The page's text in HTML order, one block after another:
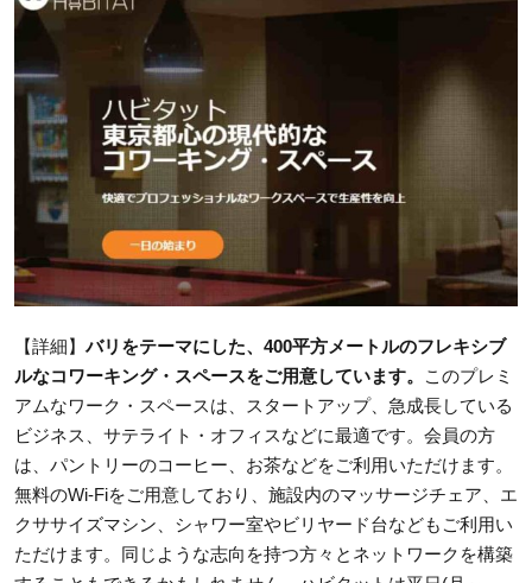
【詳細】バリをテーマにした、400平方メートルのフレキシブ
ルなコワーキング・スペースをご用意しています。
このプレミ
アムなワーク・スペースは、スタートアップ、急成長している
ビジネス、サテライト・オフィスなどに最適です。会員の方
は、パントリーのコーヒー、お茶などをご利用いただけます。
無料のWi-Fiをご用意しており、施設内のマッサージチェア、エ
クササイズマシン、シャワー室やビリヤード台などもご利用い
ただけます。同じような志向を持つ方々とネットワークを構築